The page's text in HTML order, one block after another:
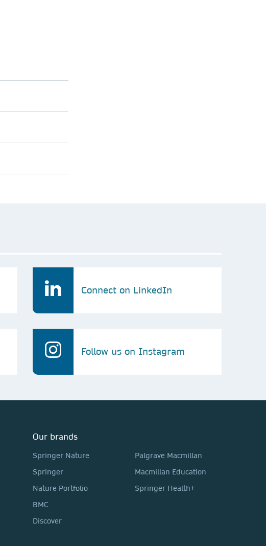
Connect on LinkedIn
Follow us on Instagram
Our brands
Springer Nature
Springer
Nature Portfolio
BMC
Discover
Palgrave Macmillan
Macmillan Education
Springer Health+